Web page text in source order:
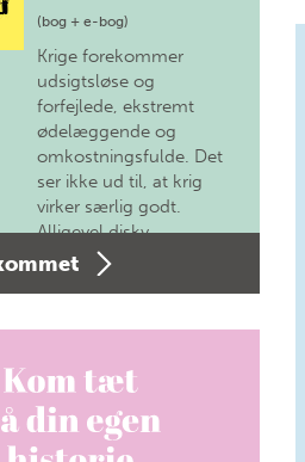
(bog + e-bog)
Krige forekommer
udsigtsløse og
forfejlede, ekstremt
ødelæggende og
omkostningsfulde. Det
ser ikke ud til, at krig
virker særlig godt.
Alligevel diskv…